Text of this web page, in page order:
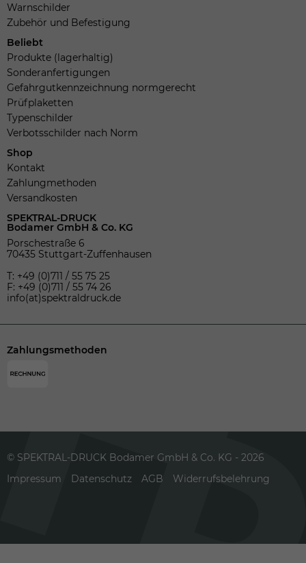
Warnschilder
Zubehör und Befestigung
Beliebt
Produkte (lagerhaltig)
Sonderanfertigungen
Gefahrgutkennzeichnung normgerecht
Prüfplaketten
Typenschilder
Verbotsschilder nach Norm
Shop
Kontakt
Zahlungmethoden
Versandkosten
SPEKTRAL-DRUCK
Bodamer GmbH & Co. KG
Porschestraße 6
70435 Stuttgart-Zuffenhausen
T: +49 (0)711 / 55 75 25
F: +49 (0)711 / 55 74 26
info(at)spektraldruck.de
Zahlungsmethoden
© SPEKTRAL-DRUCK Bodamer GmbH & Co. KG - 2026
Impressum
Datenschutz AGB Widerrufsbelehrung